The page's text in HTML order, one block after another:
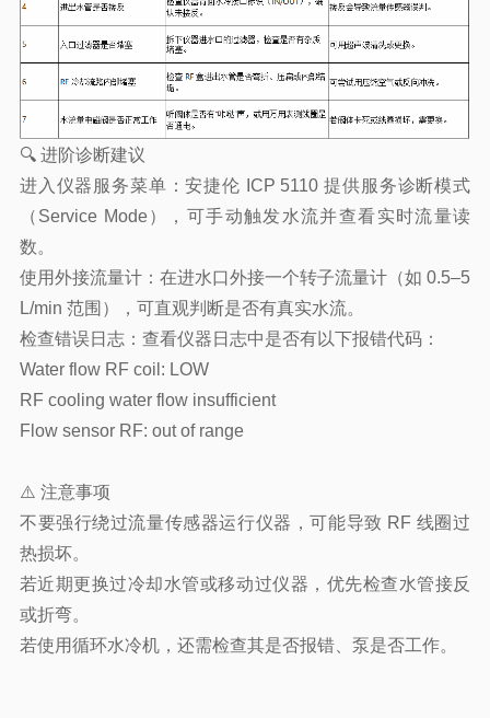
🔍 进阶诊断建议
进入仪器服务菜单：安捷伦 ICP 5110 提供服务诊断模式
（Service Mode），可手动触发水流并查看实时流量读
数。
使用外接流量计：在进水口外接一个转子流量计（如 0.5–5
L/min 范围），可直观判断是否有真实水流。
检查错误日志：查看仪器日志中是否有以下报错代码：
Water flow RF coil: LOW
RF cooling water flow insufficient
Flow sensor RF: out of range
⚠️ 注意事项
不要强行绕过流量传感器运行仪器，可能导致 RF 线圈过
热损坏。
若近期更换过冷却水管或移动过仪器，优先检查水管接反
或折弯。
若使用循环水冷机，还需检查其是否报错、泵是否工作。